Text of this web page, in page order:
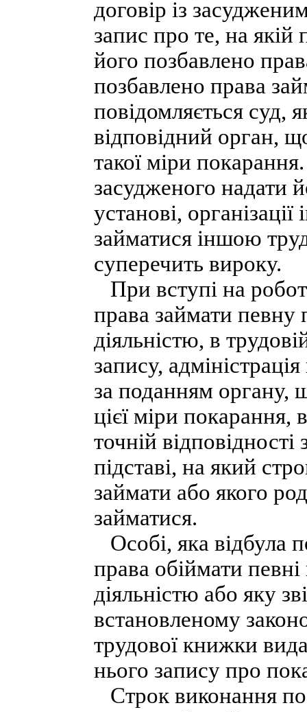
договір із
запис про те, на якій
його позбавлено
позбавлено права
повідомляється суд,
відповідний орган,
такої міри
засудженого надати
установі,
займатися іншою
суперечить вироку.
При вступі на
права займати
діяльністю, в
запису,
за поданням органу,
цієї міри
точній
підставі, на який
займати або якого
займатися.
Особі, яка відбула
права обіймати
діяльністю або яку
встановленому
трудової книжки
нього запису про
Строк виконання